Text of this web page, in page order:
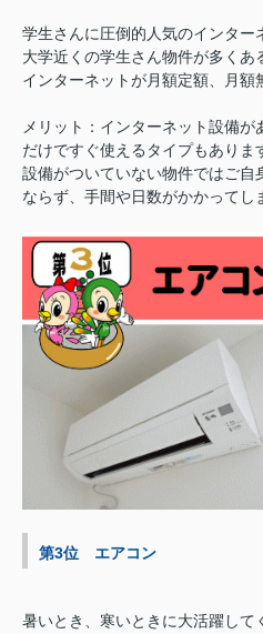
学生さんに圧倒的人気のインター
大学近くの学生さん物件が多くあ
インターネットが月額定額、月額
メリット：インターネット設備
だけですぐ使えるタイプもありま
設備がついていない物件ではご
ならず、手間や日数がかかってし
第3位 エアコン
暑いとき、寒いときに大活躍して